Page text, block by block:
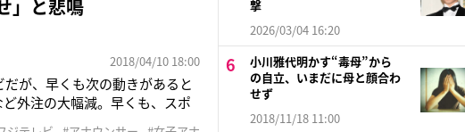
」と悲鳴
2018/04/10 18:00
が、早くも次の動きがあると
外注の大幅減。早くも、スポ
撃
2026/03/04 16:20
小川雅代明かす“毒母”から
の自立、いまだに母と顔合わ
せず
2018/11/18 11:00